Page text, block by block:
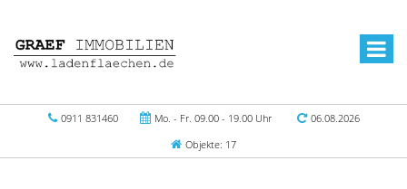
0911 831460 Mo. - Fr. 09.00 - 19.00 Uhr
06.08.2026
Objekte: 17